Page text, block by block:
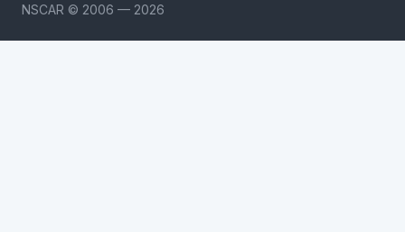
NSCAR © 2006 — 2026